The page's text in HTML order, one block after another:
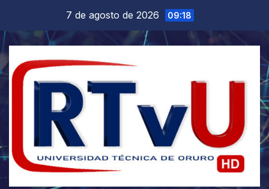
contenido
7 de agosto de 2026 09:18